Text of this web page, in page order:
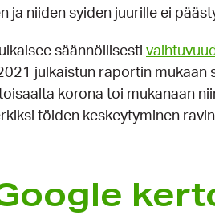
ja niiden syiden juurille ei
säännöllisesti
julkaistun raportin mukaan
korona toi mukanaan
töiden keskeytyminen